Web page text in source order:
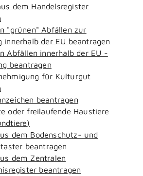
dem Handelsregister
"grünen" Abfällen zur
innerhalb der EU beantragen
Abfällen innerhalb der EU -
beantragen
für Kulturgut
beantragen
oder freilaufende Haustiere
dem Bodenschutz- und
beantragen
dem Zentralen
beantragen